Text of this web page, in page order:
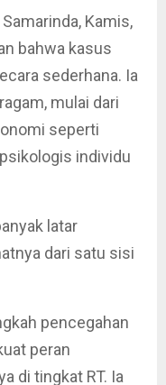
Kamis,
bahwa kasus
sederhana. Ia
mulai dari
seperti
individu
latar
dari satu sisi
pencegahan
peran
di tingkat RT. Ia